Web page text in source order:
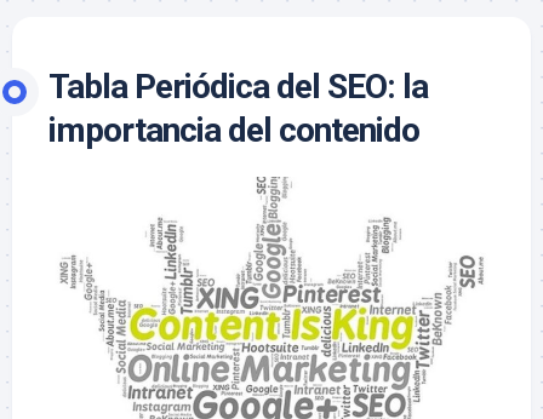
Tabla Periódica del SEO: la
importancia del contenido